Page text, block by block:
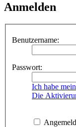
Anmelden
Benutzername:
Passwort:
Ich habe
Die